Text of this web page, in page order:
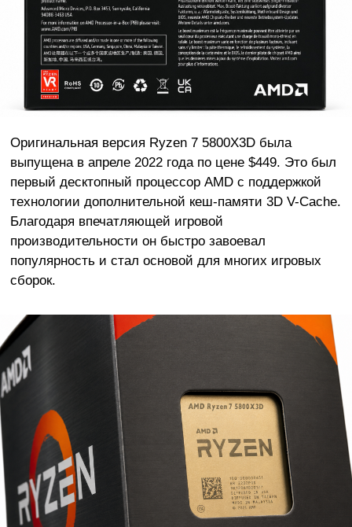
Оригинальная версия Ryzen 7 5800X3D была
выпущена в апреле 2022 года по цене $449. Это был
первый десктопный процессор AMD с поддержкой
технологии дополнительной кеш-памяти 3D V-Cache.
Благодаря впечатляющей игровой
производительности он быстро завоевал
популярность и стал основой для многих игровых
сборок.